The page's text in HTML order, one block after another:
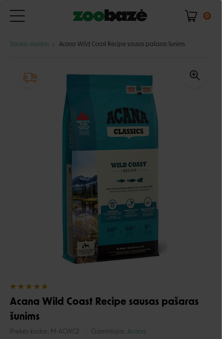
0
Sausas maistas Acana Wild Coast Recipe sausas pašaras šunims
Acana Wild Coast Recipe sausas pašaras
šunims
Prekės kodas: M-ACWC2 Gamintojas: Acana